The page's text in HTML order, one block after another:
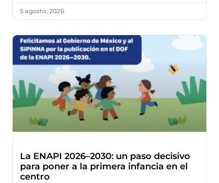
5 agosto, 2026
La ENAPI 2026–2030: un paso decisivo
para poner a la primera infancia en el
centro